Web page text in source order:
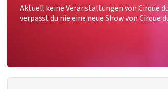
Aktuell keine Veranstaltungen von Cirque
verpasst du nie eine neue Show von Cirque